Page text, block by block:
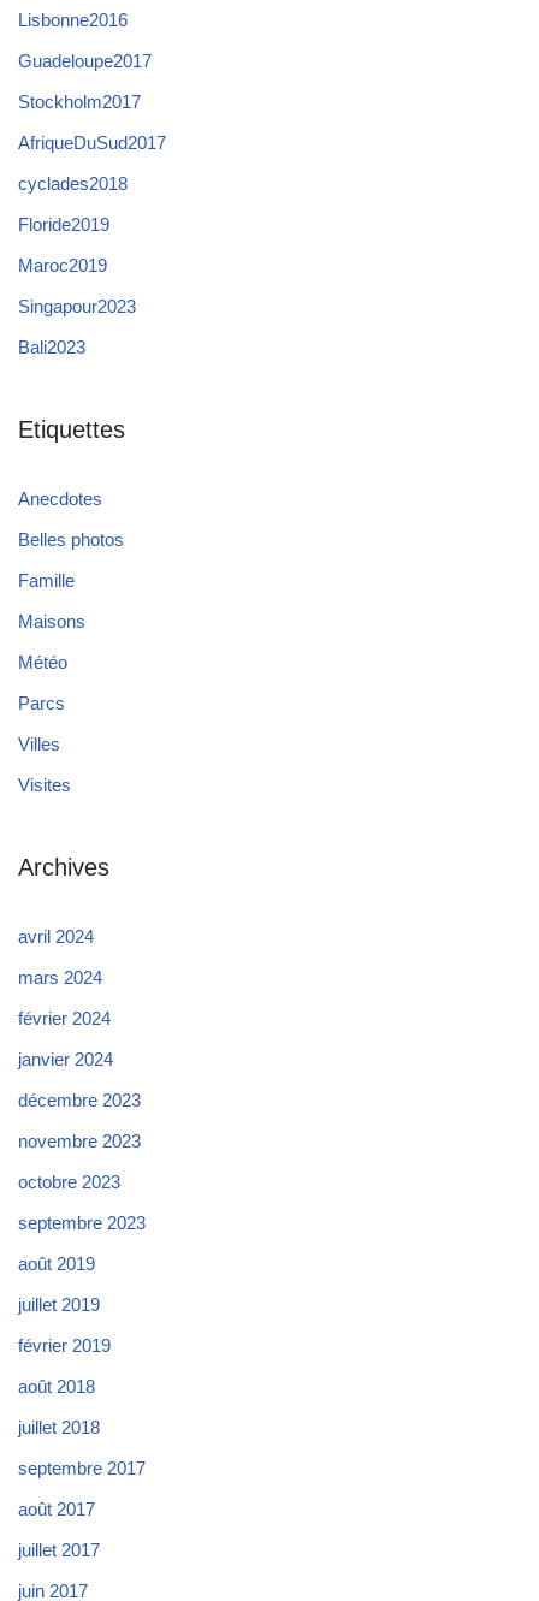
Lisbonne2016
Guadeloupe2017
Stockholm2017
AfriqueDuSud2017
cyclades2018
Floride2019
Maroc2019
Singapour2023
Bali2023
Etiquettes
Anecdotes
Belles photos
Famille
Maisons
Météo
Parcs
Villes
Visites
Archives
avril 2024
mars 2024
février 2024
janvier 2024
décembre 2023
novembre 2023
octobre 2023
septembre 2023
août 2019
juillet 2019
février 2019
août 2018
juillet 2018
septembre 2017
août 2017
juillet 2017
juin 2017